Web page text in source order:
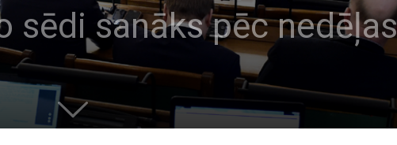
sēdi sanāks pēc nedēļas